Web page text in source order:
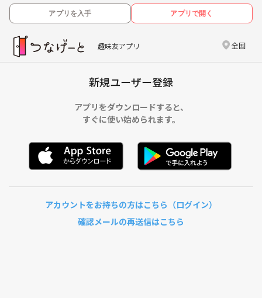
アプリを入手 アプリで開く
趣味友アプリ 全国
新規ユーザー登録
アプリをダウンロードすると、
すぐに使い始められます。
アカウントをお持ちの方はこちら（ログイン）
確認メールの再送信はこちら